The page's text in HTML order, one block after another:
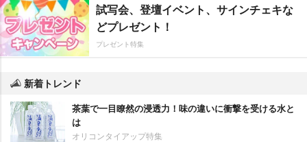
試写会、登壇イベント、サインチェキな
どプレゼント！
プレゼント特集
新着トレンド
茶葉で一目瞭然の浸透力！味の違いに衝撃を受ける水と
は
オリコンタイアップ特集